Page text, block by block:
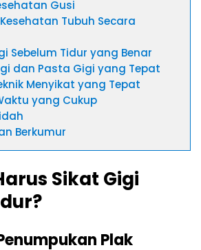
Gusi
Tubuh Secara
Sebelum Tidur yang Benar
dan Pasta Gigi yang Tepat
Menyikat yang Tepat
yang Cukup
Berkumur
Sikat Gigi
Plak